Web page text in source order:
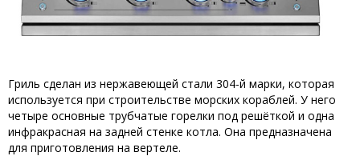
Гриль сделан из нержавеющей стали 304-й марки, которая
используется при строительстве морских кораблей. У него
четыре основные трубчатые горелки под решёткой и одна
инфракрасная на задней стенке котла. Она предназначена
для приготовления на вертеле.